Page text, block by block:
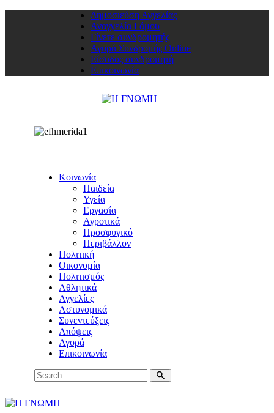
Δημοσιεύση Αγγελίας
Αναγγελία Γάμου
Γίνετε συνδρομητής
Αγορά Συνδρομής Online
Είσοδος συνδρομητή
Επικοινωνία
Κοινωνία
Παιδεία
Υγεία
Εργασία
Αγροτικά
Προσφυγικό
Περιβάλλον
Πολιτική
Οικονομία
Πολιτισμός
Αθλητικά
Αγγελίες
Αστυνομικά
Συνεντεύξεις
Απόψεις
Αγορά
Επικοινωνία